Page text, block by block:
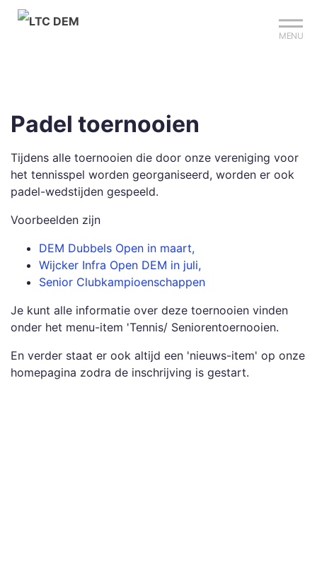
MENU
Padel toernooien
Tijdens alle toernooien die door onze vereniging voor
het tennisspel worden georganiseerd, worden er ook
padel-wedstijden gespeeld.
Voorbeelden zijn
DEM Dubbels Open in maart,
Wijcker Infra Open DEM in juli,
Senior Clubkampioenschappen
Je kunt alle informatie over deze toernooien vinden
onder het menu-item 'Tennis/ Seniorentoernooien.
En verder staat er ook altijd een 'nieuws-item' op onze
homepagina zodra de inschrijving is gestart.